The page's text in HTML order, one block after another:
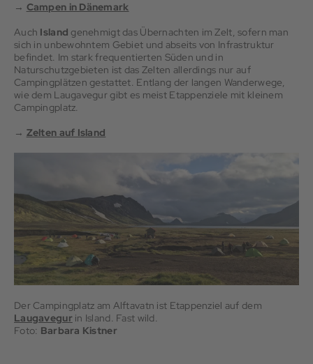
→ Campen in Dänemark
Auch Island genehmigt das Übernachten im Zelt, sofern man
sich in unbewohntem Gebiet und abseits von Infrastruktur
befindet. Im stark frequentierten Süden und in
Naturschutzgebieten ist das Zelten allerdings nur auf
Campingplätzen gestattet. Entlang der langen Wanderwege,
wie dem Laugavegur gibt es meist Etappenziele mit kleinem
Campingplatz.
→ Zelten auf Island
Der Campingplatz am Alftavatn ist Etappenziel auf dem
Laugavegurin Island. Fast wild.
Foto: Barbara Kistner